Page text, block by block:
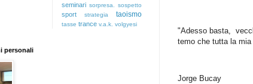
"Adesso basta,
temo che tutta la
Jorge Bucay
seminari sorpresa. sospetto
sport strategia taoismo
tasse trance v.a.k. volgyesi
personali